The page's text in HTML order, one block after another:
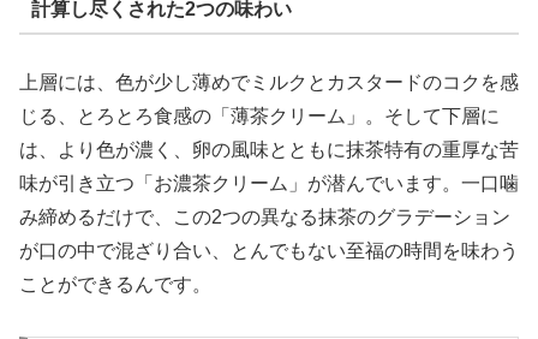
計算し尽くされた2つの味わい
上層には、色が少し薄めでミルクとカスタードのコクを感
じる、とろとろ食感の「薄茶クリーム」。そして下層に
は、より色が濃く、卵の風味とともに抹茶特有の重厚な苦
味が引き立つ「お濃茶クリーム」が潜んでいます。一口噛
み締めるだけで、この2つの異なる抹茶のグラデーション
が口の中で混ざり合い、とんでもない至福の時間を味わう
ことができるんです。